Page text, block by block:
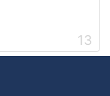
13